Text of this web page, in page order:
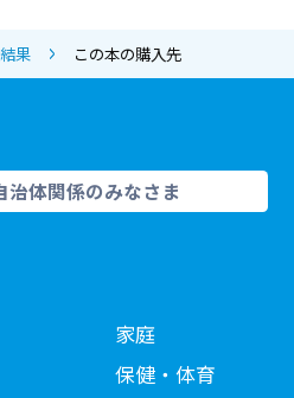
果 この本の購入先
治体関係のみなさま
家庭
保健・体育